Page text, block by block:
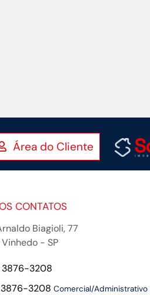
Área do Cliente
CONTATOS
Biagioli, 77
Vinhedo - SP
3876-3208
3876-3208 Comercial/Administrativo